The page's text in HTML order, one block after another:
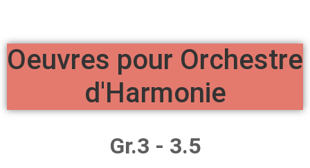
Oeuvres pour Orchestre
d'Harmonie
Gr.3 - 3.5